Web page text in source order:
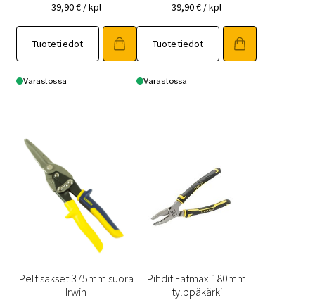
39,90€ / kpl
Tuotetiedot
Varastossa
39,90€ / kpl
Tuotetiedot
Varastossa
Peltisakset 375mm suora
Irwin
Pihdit Fatmax 180mm
tylppäkärki